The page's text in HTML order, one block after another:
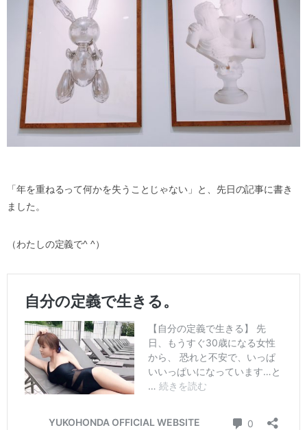
「年を重ねるって何かを失うことじゃない」と、先日の記事に書き
ました。
（わたしの定義で^ ^）